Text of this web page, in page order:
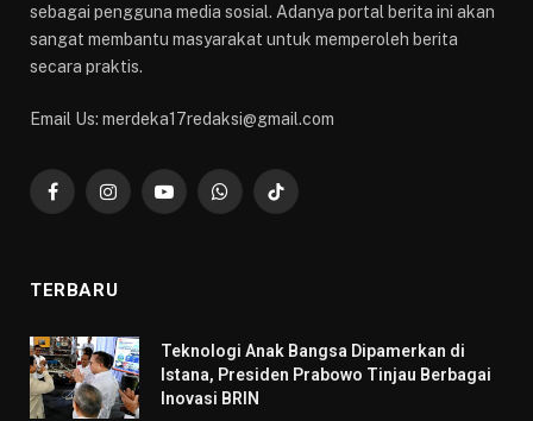
sebagai pengguna media sosial. Adanya portal berita ini akan
sangat membantu masyarakat untuk memperoleh berita
secara praktis.
Email Us: merdeka17redaksi@gmail.com
FacebookInstagramYouTubeWhatsAppTikTok
TERBARU
Teknologi Anak Bangsa Dipamerkan di
Istana, Presiden Prabowo Tinjau Berbagai
Inovasi BRIN